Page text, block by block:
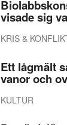
visade sig
KRIS &
Ett lågmält
vanor och
KULTUR